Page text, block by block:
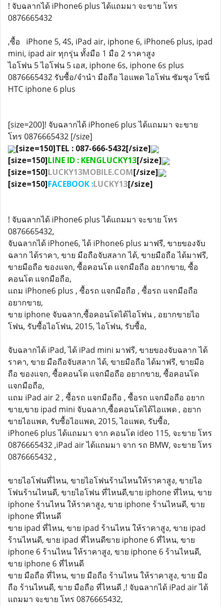
! จับฉลากได้ iPhone6 plus ได้แถมมา จะขาย โทร
0876665432
,ซื้อ iPhone 5, 4S, iPad air, iphone 6, iPhone6 plus, ipad
mini, ipad air ทุกรุ่น ทั้งมือ 1 มือ 2 ราคาสูง
ไอโฟน 5 ไอโฟน 5 เอส, iphone 6s, iphone 6s plus
0876665432 รับซื้อ/จำนำ มือถือ ไอแพด ไอโฟน ซัมซุง โซนี่
HTC iphone 6 plus
[size=200]! จับฉลากได้ iPhone6 plus ได้แถมมา จะขาย
โทร 0876665432 [/size]
[size=150]TEL : 087-666-5432[/size]
[size=150]LINE ID : KENGLUCKY13[/size]
[size=150]LUCKY13MOBILE.COM[/size]
[size=150]FACEBOOK :LUCKY13[/size]
! จับฉลากได้ iPhone6 plus ได้แถมมา จะขาย โทร
0876665432,
จับฉลากได้ iPhone6, ได้ iPhone6 plus มาฟรี, ขายของจับ
ฉลาก ได้ราคา, ขาย มือถือจับสลาก ได้, ขายมือถือ ได้มาฟรี,
ขายมือถือ ของแจก, ซื้อคอนโด แจกมือถือ อยากขาย, ซื้อ
คอนโด แจกมือถือ,
แถม iPhone6 plus , ซื้อรถ แจกมือถือ , ซื้อรถ แจกมือถือ
อยากขาย,
ขาย iphone จับฉลาก,ซื้อคอนโดได้ไอโฟน , อยากขายไอ
โฟน, รับซื้อไอโฟน, 2015, ไอโฟน, รับซื้อ,
จับฉลากได้ iPad, ได้ iPad mini มาฟรี, ขายของจับฉลาก ได้
ราคา, ขาย มือถือจับสลาก ได้, ขายมือถือ ได้มาฟรี, ขายมือ
ถือ ของแจก, ซื้อคอนโด แจกมือถือ อยากขาย, ซื้อคอนโด
แจกมือถือ,
แถม iPad air 2 , ซื้อรถ แจกมือถือ , ซื้อรถ แจกมือถือ อยาก
ขาย,ขาย ipad mini จับฉลาก,ซื้อคอนโดได้ไอแพด , อยาก
ขายไอแพด, รับซื้อไอแพด, 2015, ไอแพด, รับซื้อ,
iPhone6 plus ได้แถมมา จาก คอนโด ideo 115, จะขาย โทร
0876665432 ,iPad air ได้แถมมา จาก รถ BMW, จะขาย โทร
0876665432 ,
ขายไอโฟนที่ไหน, ขายไอโฟนร้านไหนให้ราคาสูง, ขายไอ
โฟนร้านไหนดี, ขายไอโฟน ที่ไหนดี,ขาย iphone ที่ไหน, ขาย
iphone ร้านไหน ให้ราคาสูง, ขาย iphone ร้านไหนดี, ขาย
iphone ที่ไหนดี
ขาย ipad ที่ไหน, ขาย ipad ร้านไหน ให้ราคาสูง, ขาย ipad
ร้านไหนดี, ขาย ipad ที่ไหนดีขาย iphone 6 ที่ไหน, ขาย
iphone 6 ร้านไหน ให้ราคาสูง, ขาย iphone 6 ร้านไหนดี,
ขาย iphone 6 ที่ไหนดี
ขาย มือถือ ที่ไหน, ขาย มือถือ ร้านไหน ให้ราคาสูง, ขาย มือ
ถือ ร้านไหนดี, ขาย มือถือ ที่ไหนดี ,! จับฉลากได้ iPad air ได้
แถมมา จะขาย โทร 0876665432,